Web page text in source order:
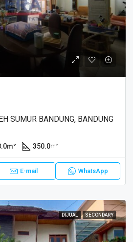
SUMUR BANDUNG, BANDUNG
m² 350.0m²
E-mail WhatsApp
DIJUAL SECONDARY